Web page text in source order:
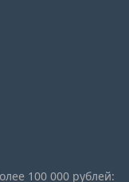
100 000 рублей: